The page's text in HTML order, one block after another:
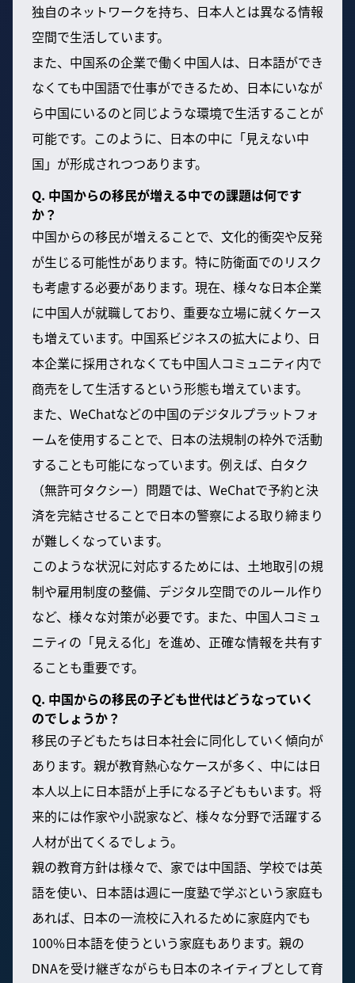
独自のネットワークを持ち、日本人とは異なる情報
空間で生活しています。
また、中国系の企業で働く中国人は、日本語ができ
なくても中国語で仕事ができるため、日本にいなが
ら中国にいるのと同じような環境で生活することが
可能です。このように、日本の中に「見えない中
国」が形成されつつあります。
Q. 中国からの移民が増える中での課題は何です
か？
中国からの移民が増えることで、文化的衝突や反発
が生じる可能性があります。特に防衛面でのリスク
も考慮する必要があります。現在、様々な日本企業
に中国人が就職しており、重要な立場に就くケース
も増えています。中国系ビジネスの拡大により、日
本企業に採用されなくても中国人コミュニティ内で
商売をして生活するという形態も増えています。
また、WeChatなどの中国のデジタルプラットフォ
ームを使用することで、日本の法規制の枠外で活動
することも可能になっています。例えば、白タク
（無許可タクシー）問題では、WeChatで予約と決
済を完結させることで日本の警察による取り締まり
が難しくなっています。
このような状況に対応するためには、土地取引の規
制や雇用制度の整備、デジタル空間でのルール作り
など、様々な対策が必要です。また、中国人コミュ
ニティの「見える化」を進め、正確な情報を共有す
ることも重要です。
Q. 中国からの移民の子ども世代はどうなっていく
のでしょうか？
移民の子どもたちは日本社会に同化していく傾向が
あります。親が教育熱心なケースが多く、中には日
本人以上に日本語が上手になる子どももいます。将
来的には作家や小説家など、様々な分野で活躍する
人材が出てくるでしょう。
親の教育方針は様々で、家では中国語、学校では英
語を使い、日本語は週に一度塾で学ぶという家庭も
あれば、日本の一流校に入れるために家庭内でも
100%日本語を使うという家庭もあります。親の
DNAを受け継ぎながらも日本のネイティブとして育